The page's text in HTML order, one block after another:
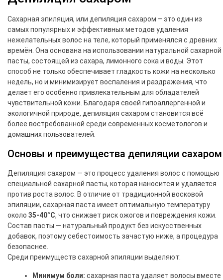
Сахарная эпиляция, или депиляция сахаром – это один из
самых популярных и эффективных методов удаления
нежелательных волос на теле, который применялся с древних
времён. Она основана на использовании натуральной сахарной
пасты, состоящей из сахара, лимонного сока и воды. Этот
способ не только обеспечивает гладкость кожи на несколько
недель, но и минимизирует воспаления и раздражения, что
делает его особенно привлекательным для обладателей
чувствительной кожи. Благодаря своей гипоаллергенной и
экологичной природе, депиляция сахаром становится всё
более востребованной среди современных косметологов и
домашних пользователей.
Основы и преимущества депиляции сахаром
Депиляция сахаром — это процесс удаления волос с помощью
специальной сахарной пасты, которая наносится и удаляется
против роста волос. В отличие от традиционной восковой
эпиляции, сахарная паста имеет оптимальную температуру
около 35-40°C, что снижает риск ожогов и повреждения кожи.
Состав пасты — натуральный продукт без искусственных
добавок, поэтому себестоимость зачастую ниже, а процедура
безопаснее.
Среди преимуществ сахарной эпиляции выделяют:
Минимум боли: сахарная паста удаляет волосы вместе